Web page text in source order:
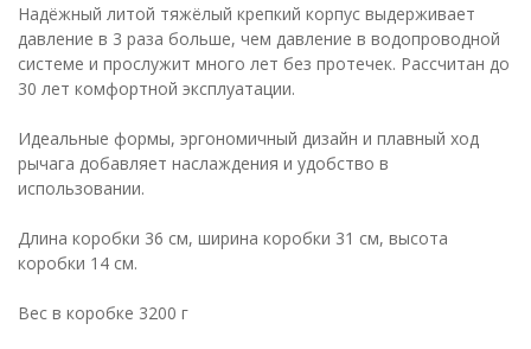
Надёжный литой тяжёлый крепкий корпус выдерживает
давление в 3 раза больше, чем давление в водопроводной
системе и прослужит много лет без протечек. Рассчитан до
30 лет комфортной эксплуатации.
Идеальные формы, эргономичный дизайн и плавный ход
рычага добавляет наслаждения и удобство в
использовании.
Длина коробки 36 см, ширина коробки 31 см, высота
коробки 14 см.
Вес в коробке 3200 г